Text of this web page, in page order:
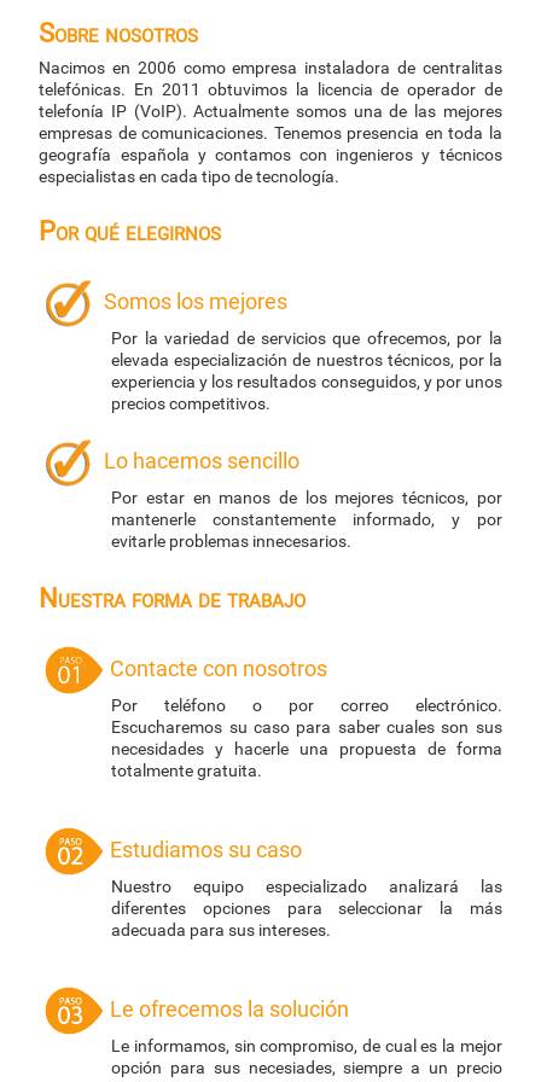
Sobre nosotros
Nacimos en 2006 como empresa instaladora de centralitas
telefónicas. En 2011 obtuvimos la licencia de operador de
telefonía IP (VoIP). Actualmente somos una de las mejores
empresas de comunicaciones. Tenemos presencia en toda la
geografía española y contamos con ingenieros y técnicos
especialistas en cada tipo de tecnología.
Por qué elegirnos
Somos los mejores
Por la variedad de servicios que ofrecemos, por la
elevada especialización de nuestros técnicos, por la
experiencia y los resultados conseguidos, y por unos
precios competitivos.
Lo hacemos sencillo
Por estar en manos de los mejores técnicos, por
mantenerle constantemente informado, y por
evitarle problemas innecesarios.
Nuestra forma de trabajo
Contacte con nosotros
Por teléfono o por correo electrónico.
Escucharemos su caso para saber cuales son sus
necesidades y hacerle una propuesta de forma
totalmente gratuita.
Estudiamos su caso
Nuestro equipo especializado analizará las
diferentes opciones para seleccionar la más
adecuada para sus intereses.
Le ofrecemos la solución
Le informamos, sin compromiso, de cual es la mejor
opción para sus necesiades, siempre a un precio